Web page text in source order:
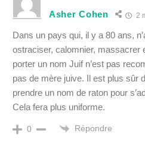
Asher Cohen 2
Dans un pays qui, il y a 80 ans,
ostraciser, calomnier, massacrer
porter un nom Juif n’est pas
pas de mère juive. Il est plus sûr
prendre un nom de raton pour
Cela fera plus uniforme.
0 Répondre